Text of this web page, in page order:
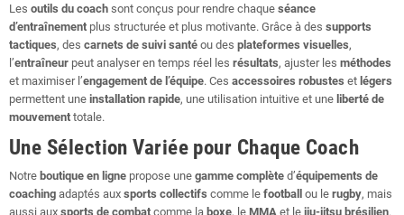
Les outils du coach sont conçus pour rendre chaque séance
d’entraînement plus structurée et plus motivante. Grâce à des supports
tactiques, des carnets de suivi santé ou des plateformes visuelles,
l’entraîneur peut analyser en temps réel les résultats, ajuster les méthodes
et maximiser l’engagement de l’équipe. Ces accessoires robustes et légers
permettent une installation rapide, une utilisation intuitive et une liberté de
mouvement totale.
Une Sélection Variée pour Chaque Coach
Notre boutique en ligne propose une gamme complète d’équipements de
coaching adaptés aux sports collectifs comme le football ou le rugby, mais
aussi aux sports de combat comme la boxe, le MMA et le jiu-jitsu brésilien.